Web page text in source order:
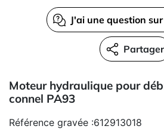
J'ai une question
Partager
Moteur hydraulique pour
connel PA93
Référence gravée :612913018